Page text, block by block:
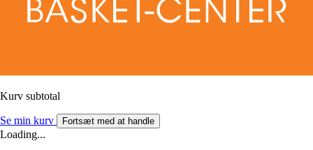
Kurv subtotal
Se min kurv Fortsæt med at handle
Loading...